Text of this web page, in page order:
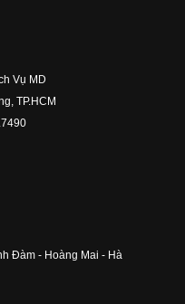
Vụ MD
TP.HCM
Đàm - Hoàng Mai - Hà